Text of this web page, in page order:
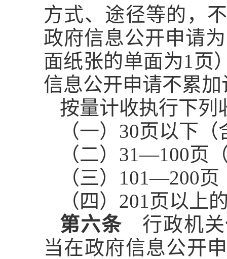
方式、途径等的，
政府信息公开申请
面纸张的单面为1页
信息公开申请不累
按量计收执行下列
（一）30页以下
（二）31—100页
（三）101—200
（四）201页以上
第六条 行政机关
当在政府信息公开